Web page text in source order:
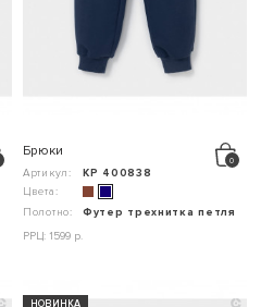
Брюки
Артикул:
КР 400838
Цвета:
Полотно:
Футер трехнитка петля
РРЦ: 1599 р.
НОВИНКА